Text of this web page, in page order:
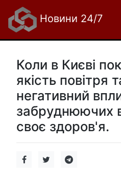
Новини 24/7
Коли в Києві
якість повітря
негативний
забруднюючих
своє здоров'я.